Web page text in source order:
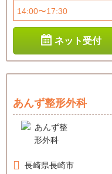
14:00〜17:30
ネット受付
あんず整形外科
長崎県長崎市